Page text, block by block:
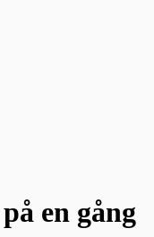
på en gång